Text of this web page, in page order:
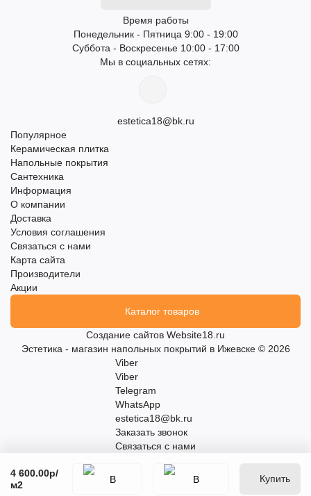
4 600.00р/
м2
Купить
Время работы
Понедельник - Пятница 9:00 - 19:00
Суббота - Воскресенье 10:00 - 17:00
Мы в социальных сетях:
estetica18@bk.ru
Популярное
Керамическая плитка
Напольные покрытия
Сантехника
Информация
О компании
Доставка
Условия соглашения
Связаться с нами
Карта сайта
Производители
Акции
Каталог товаров
Создание сайтов Website18.ru
Эстетика - магазин напольных покрытий в Ижевске © 2026
Viber
Viber
Telegram
WhatsApp
estetica18@bk.ru
Заказать звонок
Связаться с нами